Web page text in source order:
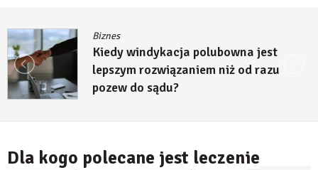
Biznes
Kiedy windykacja polubowna jest
lepszym rozwiązaniem niż od razu
pozew do sądu?
Dla kogo polecane jest leczenie